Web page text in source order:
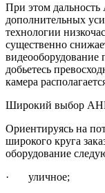
При этом дальность
дополнительных
технологии
существенно
добьетесь
камера
Широкий выбор
Ориентируясь на
широкого круга
оборудование
· уличное;